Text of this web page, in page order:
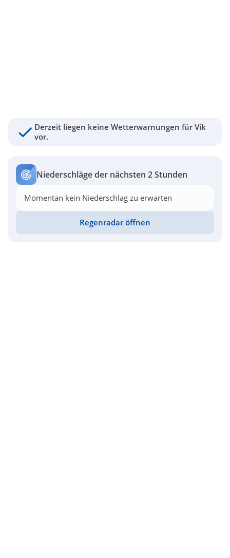
Derzeit liegen keine Wetterwarnungen für Vik
vor.
Niederschläge der nächsten 2 Stunden
Momentan kein Niederschlag zu erwarten
Regenradar öffnen